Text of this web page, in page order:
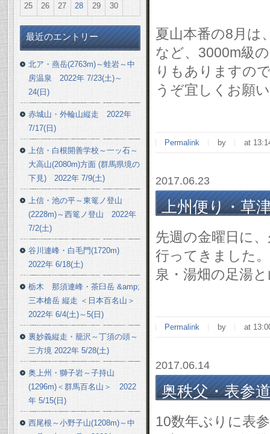
夏山本番の8月は
など、3000m級
りもありますの
うぞ宜しくお願
Permalink by at
2017.06.23
上州便り・草
先週の金曜日に
行ってきました
泉・湯畑の足湯
Permalink by at
2017.06.14
奥秩父・表参
10数年ぶりに表
25 26 27 28 29 30
最近のエントリー
北ア・燕岳(2763m)～蛙岩～中
房温泉 2022年 7/23(土)～
24(日)
赤城山・外輪山縦走 2022年
7/17(日)
上信・白根開善学校～一ッ石～
大高山(2080m)方面 (群馬県境の
下見) 2022年 7/9(土)
上信・池の平～東篭ノ登山
(2228m)～西篭ノ登山 2022年
7/2(土)
谷川連峰・白毛門(1720m)
2022年 6/18(土)
栃木 那須連峰・茶臼岳 &amp;
三本槍岳 縦走 ＜日本百名山＞
2022年 6/4(土)～5(日)
裏妙義縦走・籠沢～丁須の頭～
三方境 2022年 5/28(土)
奥上州・獅子岩～子持山
(1296m)＜群馬百名山＞ 2022
年 5/15(日)
西尾根～小野子山(1208m)～中